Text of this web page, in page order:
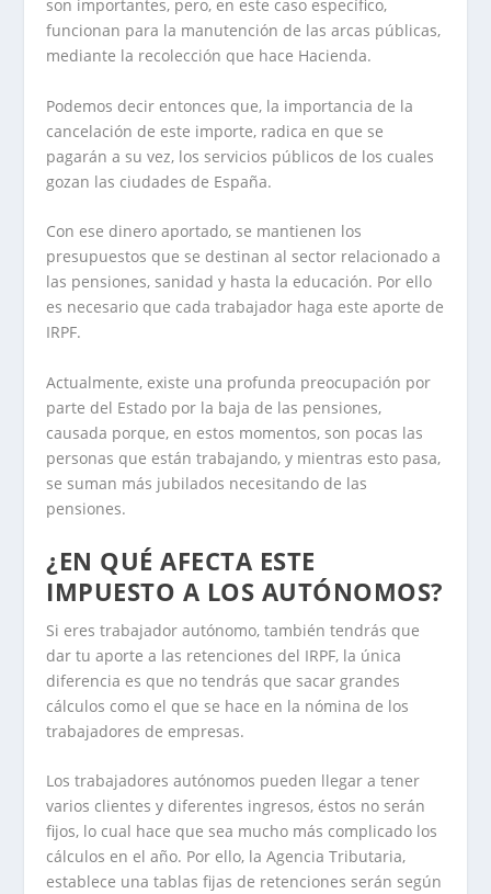
son importantes, pero, en este caso específico,
funcionan para la manutención de las arcas públicas,
mediante la recolección que hace Hacienda.
Podemos decir entonces que, la importancia de la
cancelación de este importe, radica en que se
pagarán a su vez, los servicios públicos de los cuales
gozan las ciudades de España.
Con ese dinero aportado, se mantienen los
presupuestos que se destinan al sector relacionado a
las pensiones, sanidad y hasta la educación. Por ello
es necesario que cada trabajador haga este aporte de
IRPF.
Actualmente, existe una profunda preocupación por
parte del Estado por la baja de las pensiones,
causada porque, en estos momentos, son pocas las
personas que están trabajando, y mientras esto pasa,
se suman más jubilados necesitando de las
pensiones.
¿EN QUÉ AFECTA ESTE
IMPUESTO A LOS AUTÓNOMOS?
Si eres trabajador autónomo, también tendrás que
dar tu aporte a las retenciones del IRPF, la única
diferencia es que no tendrás que sacar grandes
cálculos como el que se hace en la nómina de los
trabajadores de empresas.
Los trabajadores autónomos pueden llegar a tener
varios clientes y diferentes ingresos, éstos no serán
fijos, lo cual hace que sea mucho más complicado los
cálculos en el año. Por ello, la Agencia Tributaria,
establece una tablas fijas de retenciones serán según